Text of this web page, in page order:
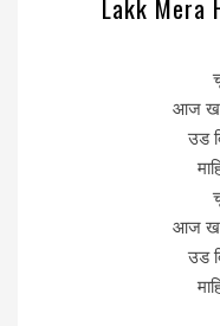
Lakk Mera
आज
उड
आज
उड